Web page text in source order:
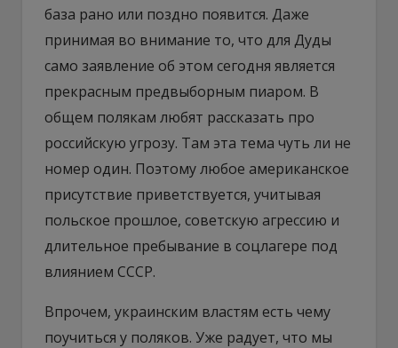
база рано или поздно появится. Даже
принимая во внимание то, что для Дуды
само заявление об этом сегодня является
прекрасным предвыборным пиаром. В
общем полякам любят рассказать про
российскую угрозу. Там эта тема чуть ли не
номер один. Поэтому любое американское
присутствие приветствуется, учитывая
польское прошлое, советскую агрессию и
длительное пребывание в соцлагере под
влиянием СССР.
Впрочем, украинским властям есть чему
поучиться у поляков. Уже радует, что мы